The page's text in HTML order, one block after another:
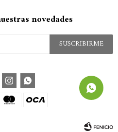
novedades
SUSCRIBIRME
 